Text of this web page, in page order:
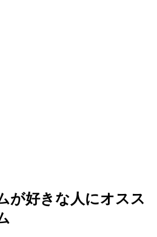
が好きな人にオスス